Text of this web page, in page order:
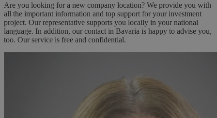
Are you looking for a new company location? We provide you with
all the important information and top support for your investment
project. Our representative supports you locally in your national
language. In addition, our contact in Bavaria is happy to advise you,
too. Our service is free and confidential.